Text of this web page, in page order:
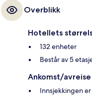
Overblikk
Hotellets
132 enheter
Består av 5
Ankomst/avreise
Innsjekkingen